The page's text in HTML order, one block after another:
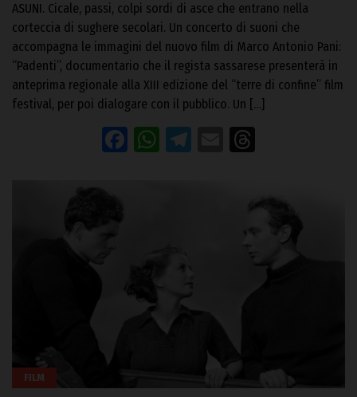
ASUNI. Cicale, passi, colpi sordi di asce che entrano nella
corteccia di sughere secolari. Un concerto di suoni che
accompagna le immagini del nuovo film di Marco Antonio Pani:
“Padenti”, documentario che il regista sassarese presenterà in
anteprima regionale alla XIII edizione del “terre di confine” film
festival, per poi dialogare con il pubblico. Un […]
Facebook
WhatsApp
Telegram
Email
FILM